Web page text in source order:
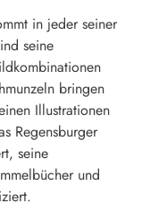
in jeder seiner
seine
bringen
Illustrationen
Regensburger
seine
und